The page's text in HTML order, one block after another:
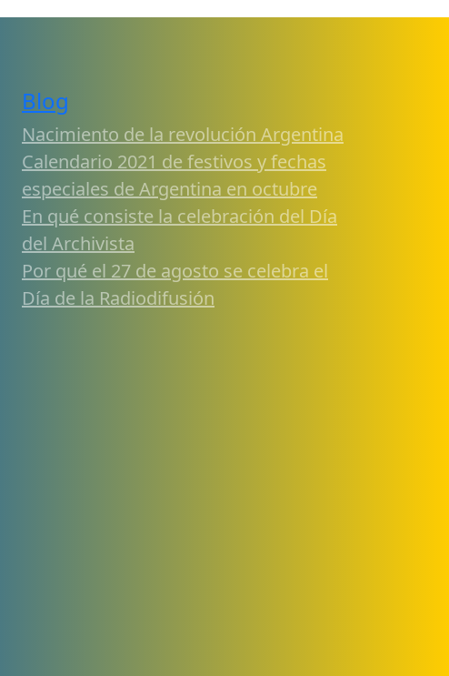
Blog
Nacimiento de la revolución Argentina
Calendario 2021 de festivos y fechas
especiales de Argentina en octubre
En qué consiste la celebración del Día
del Archivista
Por qué el 27 de agosto se celebra el
Día de la Radiodifusión